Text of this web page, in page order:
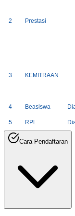
2 Prestasi
3 KEMITRAAN
4 Beasiswa
5 RPL
Cara Pendaftaran